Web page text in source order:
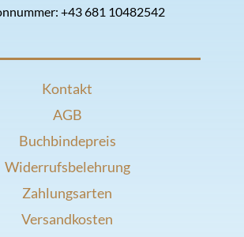
+43 681 10482542
Kontakt
AGB
Buchbindepreis
Widerrufsbelehrung
Zahlungsarten
Versandkosten